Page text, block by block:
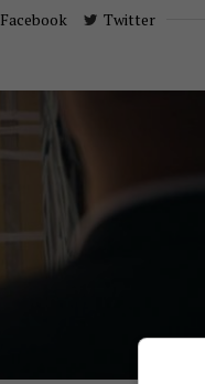
Facebook Twitter